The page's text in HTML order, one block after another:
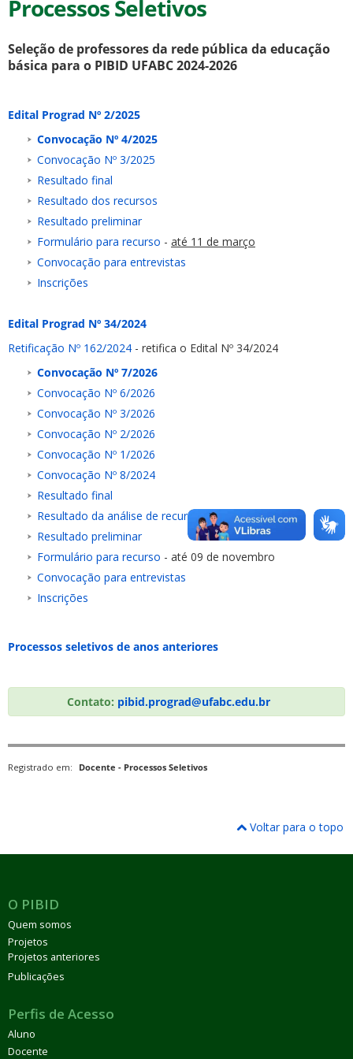
Processos Seletivos
Seleção de professores da rede pública da educação
básica para o PIBID UFABC 2024-2026
Edital Prograd Nº 2/2025
Convocação Nº 4/2025
Convocação Nº 3/2025
Resultado final
Resultado dos recursos
Resultado preliminar
Formulário para recurso - até 11 de março
Convocação para entrevistas
Inscrições
Edital Prograd Nº 34/2024
Retificação Nº 162/2024 - retifica o Edital Nº 34/2024
Convocação Nº 7/2026
Convocação Nº 6/2026
Convocação Nº 3/2026
Convocação Nº 2/2026
Convocação Nº 1/2026
Convocação Nº 8/2024
Resultado final
Resultado da análise de recursos
Resultado preliminar
Formulário para recurso - até 09 de novembro
Convocação para entrevistas
Inscrições
Processos seletivos de anos anteriores
Contato: pibid.prograd@ufabc.edu.br
Registrado em: Docente - Processos Seletivos
Voltar para o topo
O PIBID
Quem somos
Projetos
Projetos anteriores
Publicações
Perfis de Acesso
Aluno
Docente